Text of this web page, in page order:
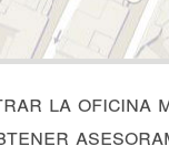
la oficina